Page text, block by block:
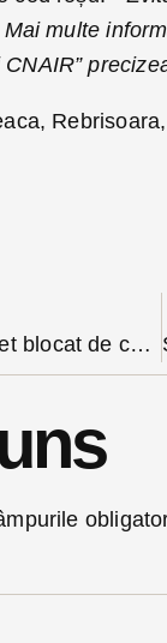
multe
Drumul județean Salva-Coșbuc e complet blocat de copaci, după o alunecare de teren